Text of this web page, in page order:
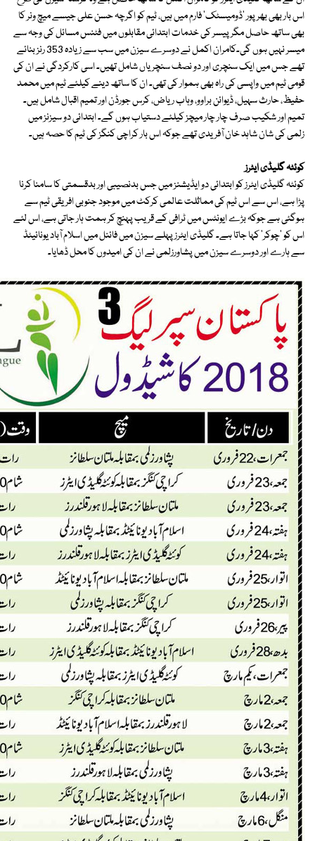
اس بار بھی بھرپور 'ڈومیسٹک' فارم میں ہیں، ٹیم کو اگرچہ حسن علی جیسے میچ ونر کا
بھی ساتھ حاصل مگر پیسر کی خدمات ابتدائی مقابلوں میں فٹنس مسائل کی وجہ سے
میسر نہیں ہوں گی۔کامران اکمل نے دوسرے سیزن میں سب سے زیادہ 353 رنز بنائے
تھے جس میں ایک سنچری اور دو نصف سنچریاں شامل تھیں۔ اسی کارکردگی نے ان کی
قومی ٹیم میں واپسی کی راہ بھی ہموار کی تھی۔ ان کا ساتھ دینے کیلئے ٹیم میں محمد
حفیظ، حارث سہیل، ڈیوائن براوو، وہاب ریاض، کرس جورڈن اور تمیم اقبال شامل ہیں۔
تمیم اور شکیب صرف چار چار میچز کیلئے دستیاب ہوں گے۔ ابتدائی دو سیزنز میں
زلمی کی شان شاہد خان آفریدی تھے جوکہ اس بار کراچی کنگز کی ٹیم کا حصہ ہیں۔
کوئٹہ گلیڈی ایٹرز
کوئٹہ گلیڈی ایٹرز کو ابتدائی دو ایڈیشنز میں جس بدنصیبی اور بدقسمتی کا سامنا کرنا
پڑا ہے، اس سے اس ٹیم کی مماثلت عالمی کرکٹ میں موجود جنوبی افریقی ٹیم سے
ہوگئی ہے جوکہ بڑے ایونٹس میں ٹرافی کے قریب پہنچ کر ہمت ہار جاتی ہے، اس لئے
اس کو 'چوکر' کہا جاتا ہے۔ گلیڈی ایٹرز پہلے سیزن میں فائنل میں اسلام آباد یونائیٹڈ
سے ہارے اور دوسرے سیزن میں پشاورزلمی نے ان کی امیدوں کا محل ڈھایا۔